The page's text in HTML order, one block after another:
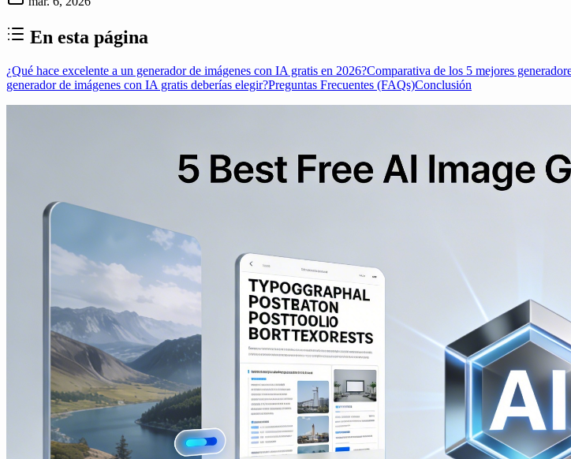
En esta página
¿Qué hace excelente a un generador de imágenes con IA gratis en 2026?Comparativa de los 5 mejores
generador de imágenes con IA gratis deberías elegir?Preguntas Frecuentes (FAQs)Conclusión